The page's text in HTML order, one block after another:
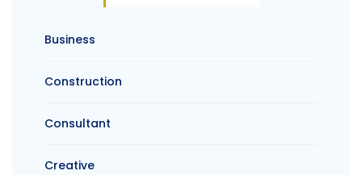
Business
Construction
Consultant
Creative